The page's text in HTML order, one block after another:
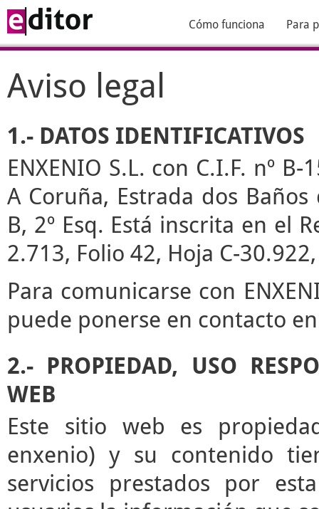
Cómo funciona Para
Aviso legal
1.- DATOS IDENTIFICATIVOS
ENXENIO S.L. con C.I.F. nº
A Coruña, Estrada dos
B, 2º Esq. Está inscrita en el
2.713, Folio 42, Hoja C-
Para comunicarse con
puede ponerse en contacto
2.- PROPIEDAD, USO
WEB
Este sitio web es
enxenio) y su contenido
servicios prestados por